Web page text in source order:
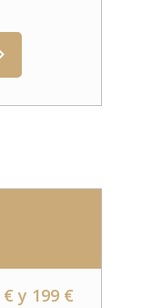
y 199 €